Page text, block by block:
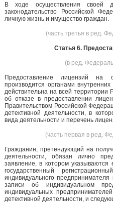
В ходе осуществления своей
законодательство Российской
личную жизнь и имущество граждан.
(часть третья в ред.
Статья 6.
(в ред.
Предоставление лицензий на
производится органами
действительна на всей
об отказе в предоставлении
Правительством Российской
детективной деятельности, в
вида деятельности и перечень
(часть первая в ред.
Гражданин, претендующий на
деятельности, обязан лично
заявление, в котором
государственный
индивидуального
записи об индивидуальном
индивидуальных
детективной деятельности, и